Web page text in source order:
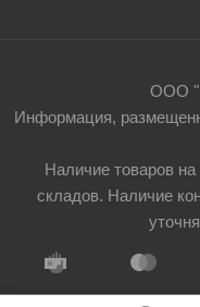
ООО
Информация,
Наличие товаров
складов. Наличие